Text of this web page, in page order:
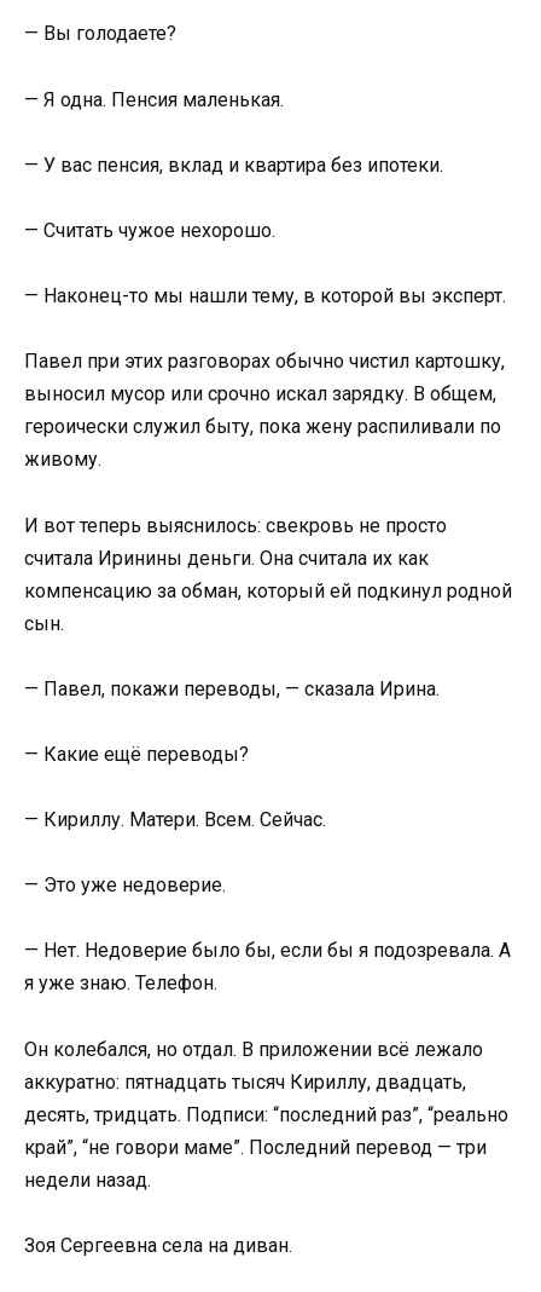
— Вы голодаете?
— Я одна. Пенсия маленькая.
— У вас пенсия, вклад и квартира без ипотеки.
— Считать чужое нехорошо.
— Наконец-то мы нашли тему, в которой вы эксперт.
Павел при этих разговорах обычно чистил картошку,
выносил мусор или срочно искал зарядку. В общем,
героически служил быту, пока жену распиливали по
живому.
И вот теперь выяснилось: свекровь не просто
считала Иринины деньги. Она считала их как
компенсацию за обман, который ей подкинул родной
сын.
— Павел, покажи переводы, — сказала Ирина.
— Какие ещё переводы?
— Кириллу. Матери. Всем. Сейчас.
— Это уже недоверие.
— Нет. Недоверие было бы, если бы я подозревала. А
я уже знаю. Телефон.
Он колебался, но отдал. В приложении всё лежало
аккуратно: пятнадцать тысяч Кириллу, двадцать,
десять, тридцать. Подписи: “последний раз”, “реально
край”, “не говори маме”. Последний перевод — три
недели назад.
Зоя Сергеевна села на диван.